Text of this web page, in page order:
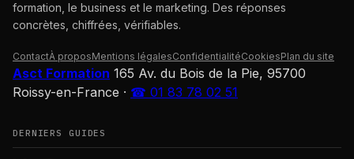
formation, le business et le marketing. Des réponses
concrètes, chiffrées, vérifiables.
ContactÀ proposMentions légalesConfidentialitéCookiesPlan du site
Asct Formation 165 Av. du Bois de la Pie, 95700
Roissy-en-France · ☎ 01 83 78 02 51
DERNIERS GUIDES